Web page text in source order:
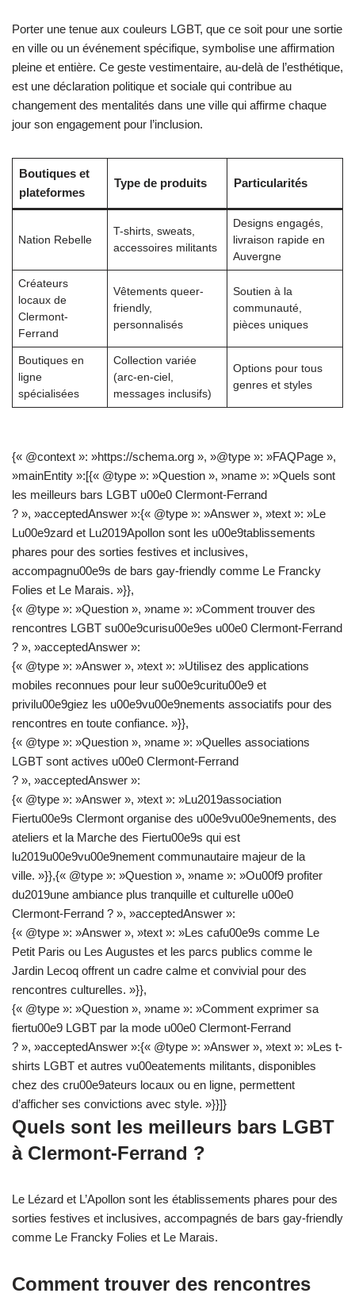
Porter une tenue aux couleurs LGBT, que ce soit pour une sortie
en ville ou un événement spécifique, symbolise une affirmation
pleine et entière. Ce geste vestimentaire, au-delà de l’esthétique,
est une déclaration politique et sociale qui contribue au
changement des mentalités dans une ville qui affirme chaque
jour son engagement pour l’inclusion.
Boutiques et
plateformes
Type de produits Particularités
Nation Rebelle
T-shirts, sweats,
accessoires militants
Designs engagés,
livraison rapide en
Auvergne
Créateurs
locaux de
Clermont-
Ferrand
Vêtements queer-
friendly,
personnalisés
Soutien à la
communauté,
pièces uniques
Boutiques en
ligne
spécialisées
Collection variée
(arc-en-ciel,
messages inclusifs)
Options pour tous
genres et styles
{« @context »: »https://schema.org », »@type »: »FAQPage »,
»mainEntity »:[{« @type »: »Question », »name »: »Quels sont
les meilleurs bars LGBT u00e0 Clermont-Ferrand
? », »acceptedAnswer »:{« @type »: »Answer », »text »: »Le
Lu00e9zard et Lu2019Apollon sont les u00e9tablissements
phares pour des sorties festives et inclusives,
accompagnu00e9s de bars gay-friendly comme Le Francky
Folies et Le Marais. »}},
{« @type »: »Question », »name »: »Comment trouver des
rencontres LGBT su00e9curisu00e9es u00e0 Clermont-Ferrand
? », »acceptedAnswer »:
{« @type »: »Answer », »text »: »Utilisez des applications
mobiles reconnues pour leur su00e9curitu00e9 et
privilu00e9giez les u00e9vu00e9nements associatifs pour des
rencontres en toute confiance. »}},
{« @type »: »Question », »name »: »Quelles associations
LGBT sont actives u00e0 Clermont-Ferrand
? », »acceptedAnswer »:
{« @type »: »Answer », »text »: »Lu2019association
Fiertu00e9s Clermont organise des u00e9vu00e9nements, des
ateliers et la Marche des Fiertu00e9s qui est
lu2019u00e9vu00e9nement communautaire majeur de la
ville. »}},{« @type »: »Question », »name »: »Ou00f9 profiter
du2019une ambiance plus tranquille et culturelle u00e0
Clermont-Ferrand ? », »acceptedAnswer »:
{« @type »: »Answer », »text »: »Les cafu00e9s comme Le
Petit Paris ou Les Augustes et les parcs publics comme le
Jardin Lecoq offrent un cadre calme et convivial pour des
rencontres culturelles. »}},
{« @type »: »Question », »name »: »Comment exprimer sa
fiertu00e9 LGBT par la mode u00e0 Clermont-Ferrand
? », »acceptedAnswer »:{« @type »: »Answer », »text »: »Les t-
shirts LGBT et autres vu00eatements militants, disponibles
chez des cru00e9ateurs locaux ou en ligne, permettent
d’afficher ses convictions avec style. »}}]}
Quels sont les meilleurs bars LGBT
à Clermont-Ferrand ?
Le Lézard et L’Apollon sont les établissements phares pour des
sorties festives et inclusives, accompagnés de bars gay-friendly
comme Le Francky Folies et Le Marais.
Comment trouver des rencontres